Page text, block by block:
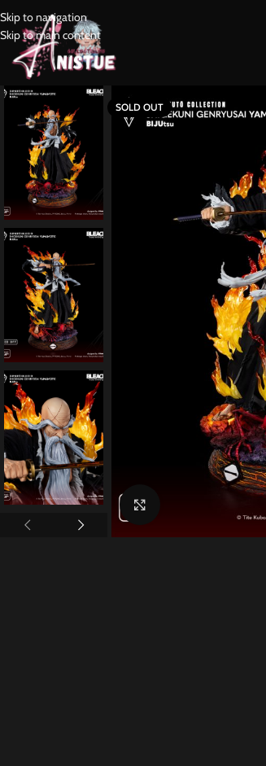
Skip to navigation
Skip to main content
SOLD OUT